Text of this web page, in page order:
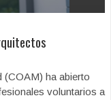
(COAM) ha abierto
voluntarios a